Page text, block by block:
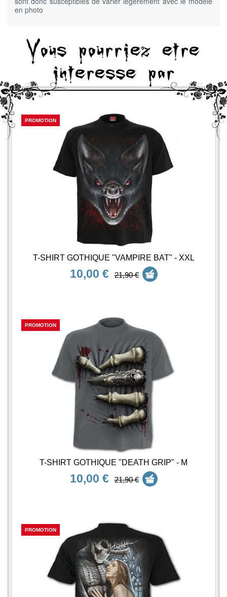
en photo
Vous pourriez etre
interesse par
PROMOTION
T-SHIRT GOTHIQUE "VAMPIRE BAT" - XXL
10,00 € 21,90 €
PROMOTION
T-SHIRT GOTHIQUE "DEATH GRIP" - M
10,00 € 21,90 €
PROMOTION